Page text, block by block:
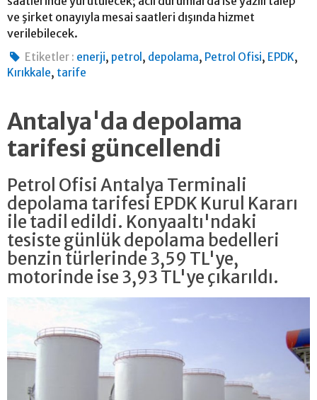
ve şirket onayıyla mesai saatleri dışında hizmet
verilebilecek.
Etiketler : enerji, petrol , depolama, Petrol Ofisi, EPDK,
Kırıkkale, tarife
Antalya'da depolama
tarifesi güncellendi
Petrol Ofisi Antalya Terminali
depolama tarifesi EPDK Kurul Kararı
ile tadil edildi. Konyaaltı'ndaki
tesiste günlük depolama bedelleri
benzin türlerinde 3,59 TL'ye,
motorinde ise 3,93 TL'ye çıkarıldı.